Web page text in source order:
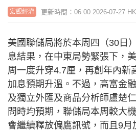
宏觀經濟 更新時間：06:00 2026-07-27
美國聯儲局將於本周四（30日
息結果，在中東局勢緊張下，
周一度升穿4.7厘，再創年內新
加息預期升溫。不過，高富金
及獨立外匯及商品分析師盧楚
問時均預期，聯儲局本周較大
會繼續釋放偏鷹訊號，而且9月